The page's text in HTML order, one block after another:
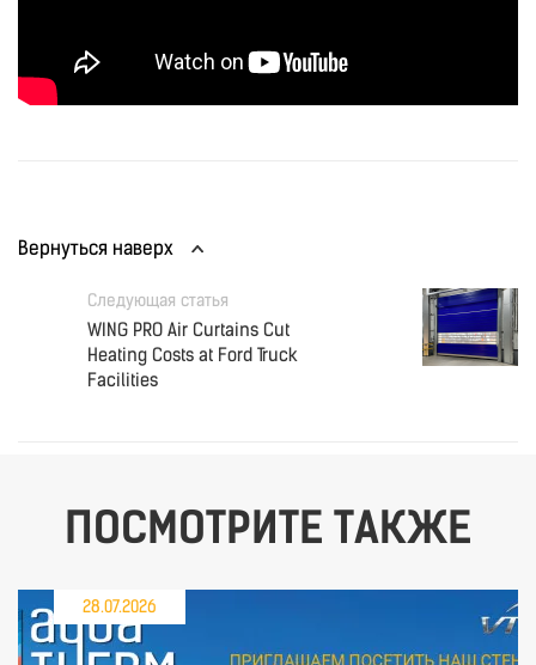
Вернуться наверх
Следующая статья
WING PRO Air Curtains Cut
Heating Costs at Ford Truck
Facilities
ПОСМОТРИТЕ ТАКЖЕ
28.07.2026